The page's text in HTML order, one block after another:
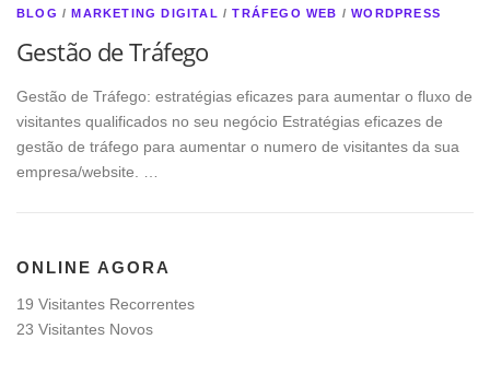
BLOG /MARKETING DIGITAL /TRÁFEGO WEB /WORDPRESS
Gestão de Tráfego
Gestão de Tráfego: estratégias eficazes para aumentar o fluxo de
visitantes qualificados no seu negócio Estratégias eficazes de
gestão de tráfego para aumentar o numero de visitantes da sua
empresa/website. …
ONLINE AGORA
19 Visitantes Recorrentes
23 Visitantes Novos